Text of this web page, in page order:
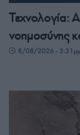
Τεχνολογία:
νοημοσύνης
8/08/2026 - 3:31μμ